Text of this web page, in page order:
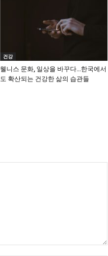
건강
웰니스 문화, 일상을 바꾸다…한국에서
도 확산되는 건강한 삶의 습관들